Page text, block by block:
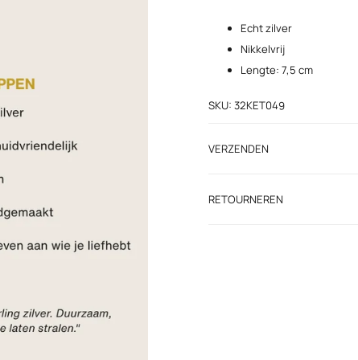
Echt zilver
Nikkelvrij
Lengte: 7,5 cm
SKU: 32KET049
VERZENDEN
RETOURNEREN